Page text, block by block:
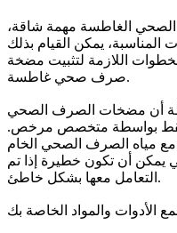
الغاطسة مهمة شاقة،
المناسبة، يمكن القيام بذلك
اللازمة لتثبيت مضخة
صرف صحي غاطسة.
أن مضخات الصرف الصحي
فقط بواسطة متخصص مرخص.
مياه الصرف الصحي الخام
يمكن أن تكون خطيرة إذا تم
التعامل معها بشكل خاطئ.